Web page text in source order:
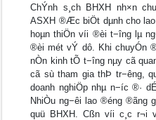
ChÝnh s¸ch BHXH nh×n
ASXH ®Æc biÖt dµnh cho
hoµn thiÖn víi ®èi t−îng lµ
®èi mét vÝ dô. Khi chuyÓn
nÒn kinh tÕ t−îng nµy cã
cã sù tham gia thÞ tr−êng,
doanh nghiÖp nhµ n−íc ®·
NhiÒu ng−êi lao ®éng ®ãng
quü BHXH. Cßn víi c¸c r¬i